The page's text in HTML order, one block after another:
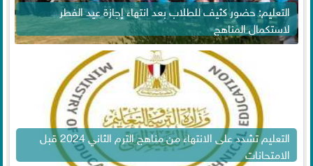
التعليم: حضور كثيف للطلاب بعد انتهاء إجازة عيد الفطر
لاستكمال المناهج
التعليم تشدد على الانتهاء من مناهج الترم الثاني 2024 قبل
الامتحانات